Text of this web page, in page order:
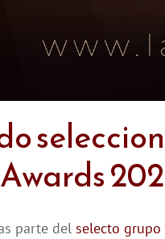
parte del selecto